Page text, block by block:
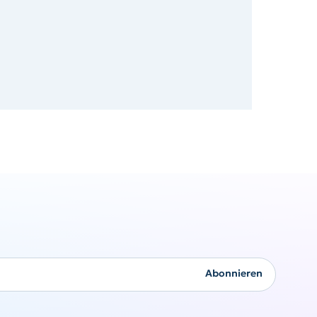
Abonnieren
Firmengeschenke
aus der Mode